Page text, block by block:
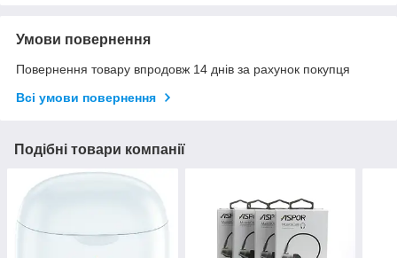
Умови повернення
Повернення товару впродовж 14 днів за рахунок покупця
Всі умови повернення
Подібні товари компанії